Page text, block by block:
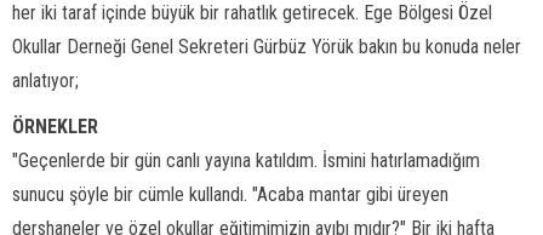
her iki taraf içinde büyük bir rahatlık getirecek. Ege Bölgesi Özel
Okullar Derneği Genel Sekreteri Gürbüz Yörük bakın bu konuda neler
anlatıyor;
ÖRNEKLER
"Geçenlerde bir gün canlı yayına katıldım. İsmini hatırlamadığım
sunucu şöyle bir cümle kullandı. "Acaba mantar gibi üreyen
dershaneler ve özel okullar eğitimimizin ayıbı mıdır?" Bir iki hafta